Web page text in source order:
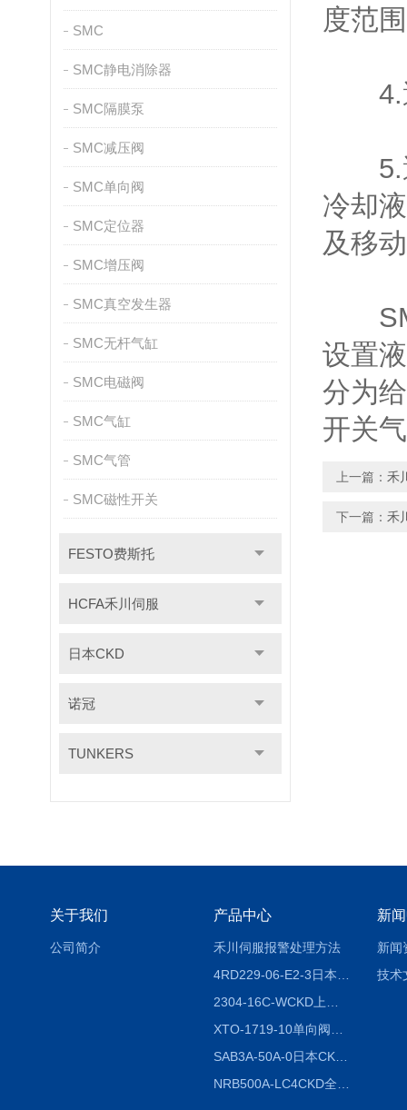
SMC
SMC静电消除器
SMC隔膜泵
SMC减压阀
SMC单向阀
SMC定位器
SMC增压阀
SMC真空发生器
SMC无杆气缸
SMC电磁阀
SMC气缸
SMC气管
SMC磁性开关
FESTO费斯托
HCFA禾川伺服
日本CKD
诺冠
TUNKERS
度范
4.避
5.避
冷却
及移
设置
分为
开关
上一篇： 禾
下一篇： 禾
关于我们
公司简介
产品中心
禾川伺服报警处理方法
SAB3A-50A-0日本CKD全国授权代理
新
新闻
技术